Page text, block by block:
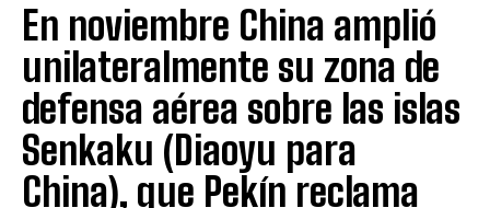
En noviembre China amplió
unilateralmente su zona de
defensa aérea sobre las islas
Senkaku (Diaoyu para
China), que Pekín reclama